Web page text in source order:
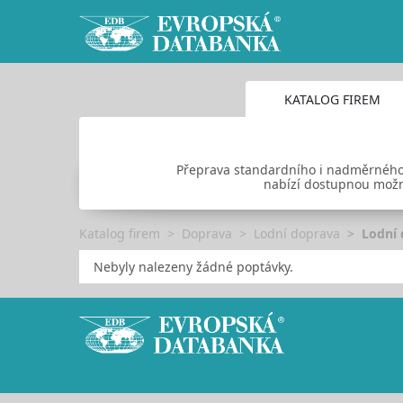
KATALOG FIREM
Přeprava standardního i
nabízí dostupnou
Katalog firem Doprava Lodní doprava
Lodní
Nebyly nalezeny žádné poptávky.